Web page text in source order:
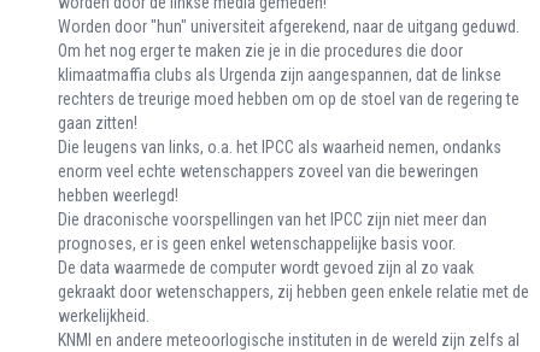
Worden door "hun" universiteit afgerekend, naar de uitgang geduwd.
Om het nog erger te maken zie je in die procedures die door
klimaatmaffia clubs als Urgenda zijn aangespannen, dat de linkse
rechters de treurige moed hebben om op de stoel van de regering te
gaan zitten!
Die leugens van links, o.a. het IPCC als waarheid nemen, ondanks
enorm veel echte wetenschappers zoveel van die beweringen
hebben weerlegd!
Die draconische voorspellingen van het IPCC zijn niet meer dan
prognoses, er is geen enkel wetenschappelijke basis voor.
De data waarmede de computer wordt gevoed zijn al zo vaak
gekraakt door wetenschappers, zij hebben geen enkele relatie met de
werkelijkheid.
KNMI en andere meteoorlogische instituten in de wereld zijn zelfs al